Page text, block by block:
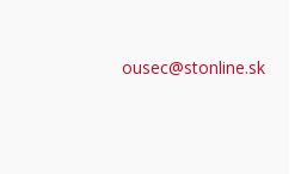
ousec@stonline.sk